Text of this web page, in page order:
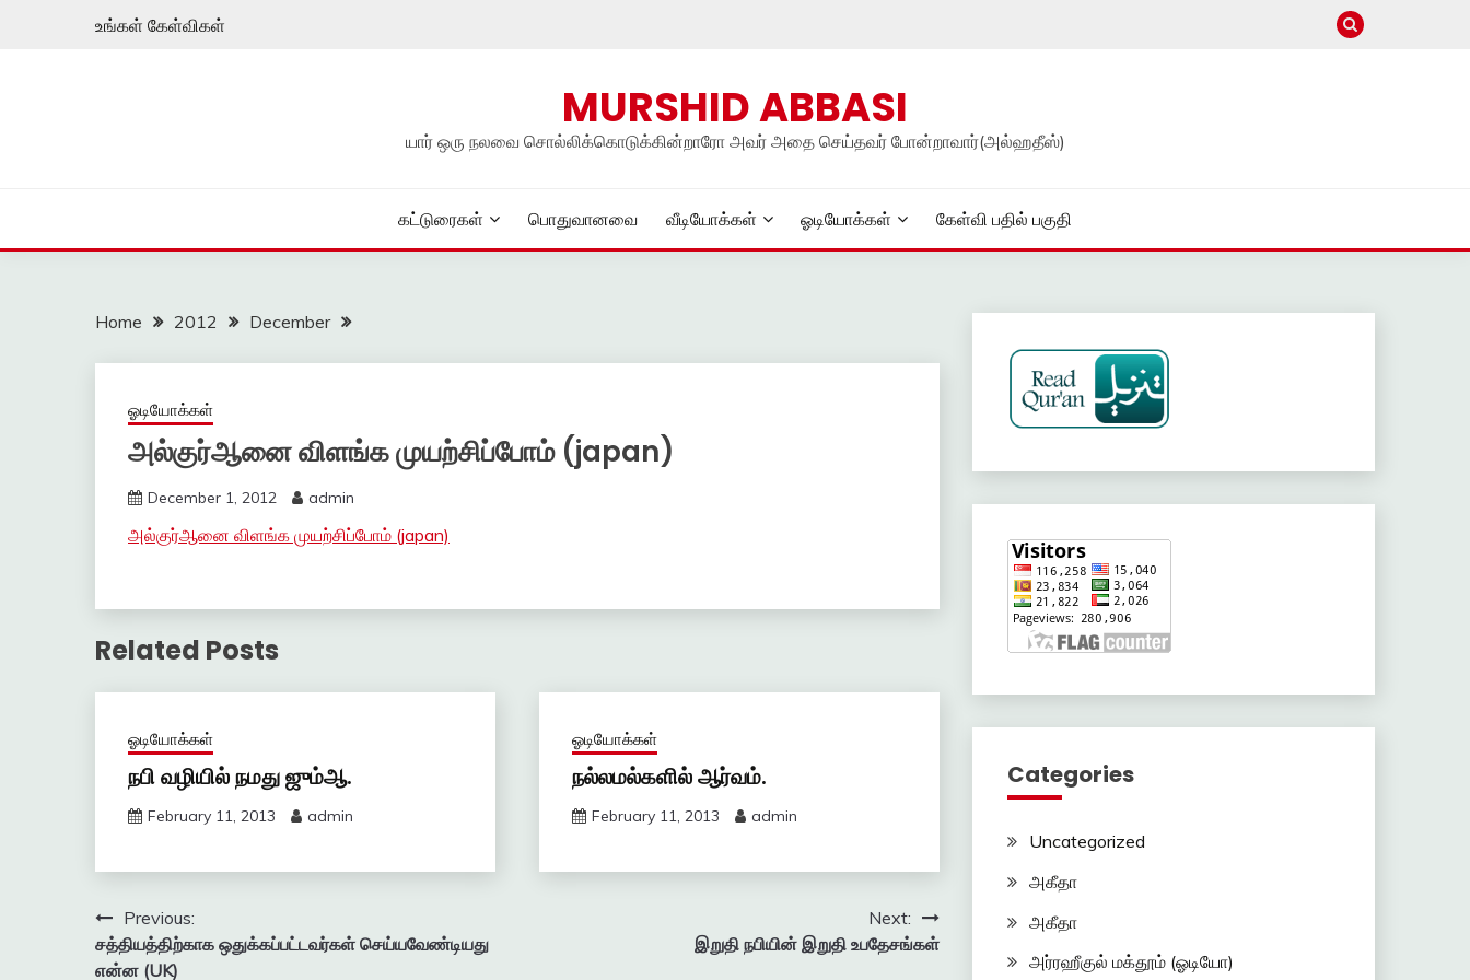
உங்கள் கேள்விகள்
MURSHID ABBASI
யார் ஒரு நலவை சொல்லிக்கொடுக்கின்றாரோ அவர் அதை செய்தவர் போன்றாவார்(அல்ஹதீஸ்)
கட்டுரைகள் பொதுவானவை வீடியோக்கள் ஓடியோக்கள் கேள்வி பதில் பகுதி
Home 2012 December
ஓடியோக்கள்
அல்குர்ஆனை விளங்க முயற்சிப்போம் (japan)
December 1, 2012 admin
அல்குர்ஆனை விளங்க முயற்சிப்போம் (japan)
Related Posts
ஓடியோக்கள்
நபி வழியில் நமது ஜும்ஆ.
February 11, 2013 admin
ஓடியோக்கள்
நல்லமல்களில் ஆர்வம்.
February 11, 2013 admin
Post
navigation
Previous:
சத்தியத்திற்காக ஒதுக்கப்பட்டவர்கள் செய்யவேண்டியது
என்ன (UK)
Next:
இறுதி நபியின் இறுதி உபதேசங்கள்
Categories
Uncategorized
அகீதா
அகீதா
அர்ரஹீகுல் மக்தூம் (ஓடியோ)